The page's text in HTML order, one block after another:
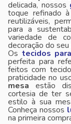
delicada, nossos
toque refinado
reutilizáveis,
para a
variedade de
decoração do
Os tecidos
perfeita para
feitos com
praticidade no
mesa estão
cortesia de ter
estilo à sua
Conheça nossos
na primeira